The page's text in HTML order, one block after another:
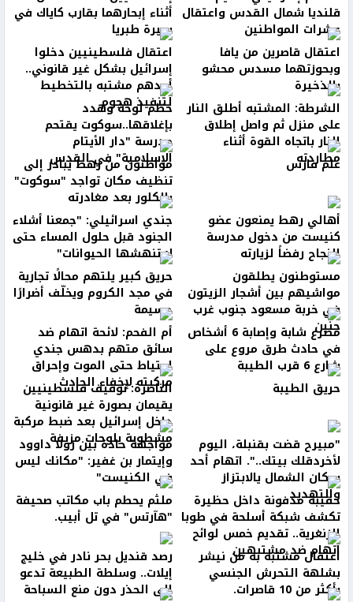
قلنديا شمال القدس واعتقال
عشرات المواطنين
أثناء إبحارهما بقارب كاياك في
بحيرة طبريا
اعتقال قاصرين من يافا
وبحوزتهما مسدس محشو
بالذخيرة
اعتقال فلسطينيين دخلوا
إسرائيل بشكل غير قانوني..
أحدهم مشتبه بالتخطيط
لتنفيذ هجوم الشرطة: المشتبه أطلق النار
على منزل ثم واصل إطلاق
النار باتجاه القوة أثناء
مطاردته
حطّم لوحة وهدد
بإغلاقها..سوكوت يقتحم
مدرسة "دار الأيتام
الإسلامية" في القدس علم فارس مواطنون من رهط يبادر إلى
تنظيف مكان تواجد "سوكوت"
بالكلور بعد مغادرته
أهالي رهط يمنعون عضو
كنيست من دخول مدرسة
النجاح رفضاً لزيارته
جندي اسرائيلي: "جمعنا أشلاء
الجنود قبل حلول المساء حتى
لا تنهشها الحيوانات"
مستوطنون يطلقون
مواشيهم بين أشجار الزيتون
في خربة مسعود جنوب غرب
جنين
حريق كبير يلتهم محالًا تجارية
في مجد الكروم ويخلّف أضرارًا
جسيمة
مصرع شابة وإصابة 6 أشخاص
في حادث طرق مروع على
شارع 6 قرب الطيبة
أم الفحم: لائحة اتهام ضد
سائق متهم بدهس جندي
احتياط حتى الموت وإحراق
مركبته لإخفاء الحادث حريق الطيبة الناصرة: توقيف فلسطينيين
يقيمان بصورة غير قانونية
داخل إسرائيل بعد ضبط مركبة
مشطوبة بلوحات مزيفة "مبيرح قضت بقنبلة، اليوم
لأخردقلك بيتك..". اتهام أحد
سكان الشمال يالابتزاز
والتهديد
مواجهة حادة بين رولا داوود
وإيتمار بن غفير: "مكانك ليس
في الكنيست"
حقيبة مدفونة داخل حظيرة
تكشف شبكة أسلحة في طوبا
الزنغرية.. تقديم خمس لوائح
اتهام ضد مشتبهين
ملثم يحطم باب مكاتب صحيفة
"هآرتس" في تل أبيب.
اعتقال مشتبه به من نيشر
بشلهة التحرش الجنسي
بأكثر من 10 قاصرات.
رصد قنديل بحر نادر في خليج
إيلات.. وسلطة الطبيعة تدعو
إلى الحذر دون منع السباحة